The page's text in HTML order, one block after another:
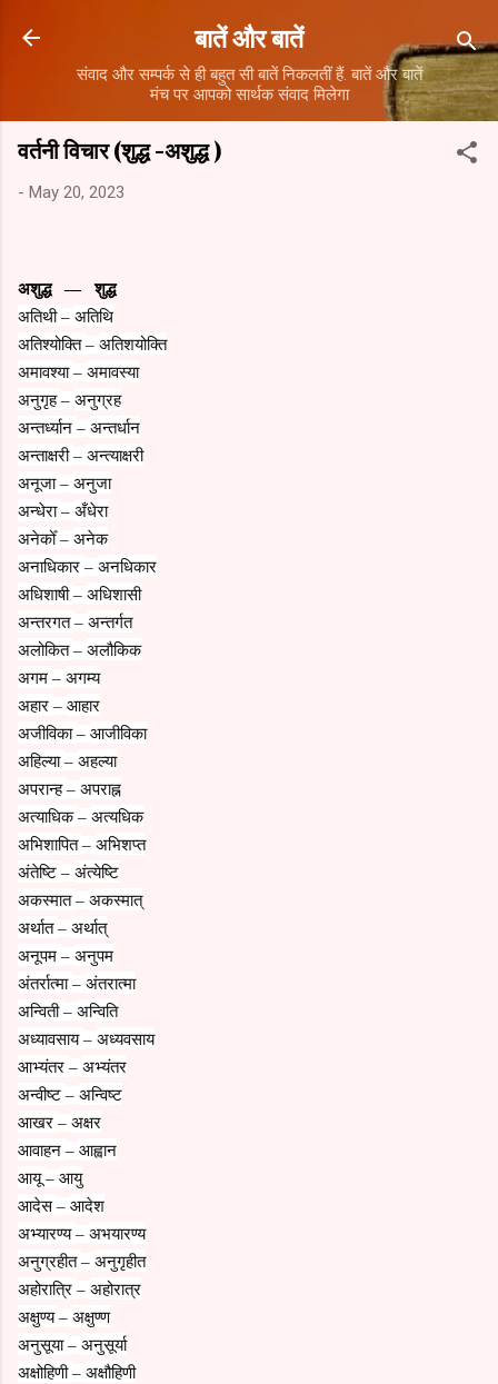
Skip to main content
बातें और बातें
संवाद और सम्पर्क से ही बहुत सी बातें निकलतीं हैं. बातें और बातें
मंच पर आपको सार्थक संवाद मिलेगा
वर्तनी विचार (शुद्ध -अशुद्ध )
- May 20, 2023
अशुद्ध—शुद्ध
अतिथी– अतिथि
अतिश्योक्ति– अतिशयोक्ति
अमावश्या– अमावस्या
अनुगृह– अनुग्रह
अन्तर्ध्यान – अन्तर्धान
अन्ताक्षरी– अन्त्याक्षरी
अनूजा– अनुजा
अन्धेरा– अँधेरा
अनेकोँ– अनेक
अनाधिकार – अनधिकार
अधिशाषी– अधिशासी
अन्तरगत– अन्तर्गत
अलोकित– अलौकिक
अगम – अगम्य
अहार – आहार
अजीविका– आजीविका
अहिल्या– अहल्या
अपरान्ह– अपराह्न
अत्याधिक– अत्यधिक
अभिशापित– अभिशप्त
अंतेष्टि – अंत्येष्टि
अकस्मात– अकस्मात्
अर्थात– अर्थात्
अनूपम – अनुपम
अंतर्रात्मा– अंतरात्मा
अन्विती– अन्विति
अध्यावसाय– अध्यवसाय
आभ्यंतर – अभ्यंतर
अन्वीष्ट – अन्विष्ट
आखर – अक्षर
आवाहन – आह्वान
आयू– आयु
आदेस– आदेश
अभ्यारण्य– अभयारण्य
अनुग्रहीत– अनुगृहीत
अहोरात्रि – अहोरात्र
अक्षुण्य– अक्षुण्ण
अनुसूया– अनुसूर्या
अक्षोहिणी– अक्षौहिणी